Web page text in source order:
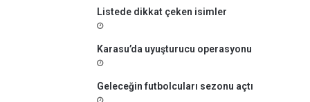
Listede dikkat çeken isimler
Karasu’da uyuşturucu operasyonu
Geleceğin futbolcuları sezonu açtı